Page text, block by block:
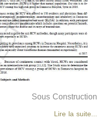
Sous Construction
Lire la suite...